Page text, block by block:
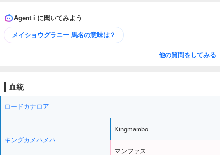
Agent i に聞いてみよう
メイショウグラニー 馬名の意味は？
他の質問をしてみる
血統
ロードカナロア
キングカメハメハ
Kingmambo
マンファス